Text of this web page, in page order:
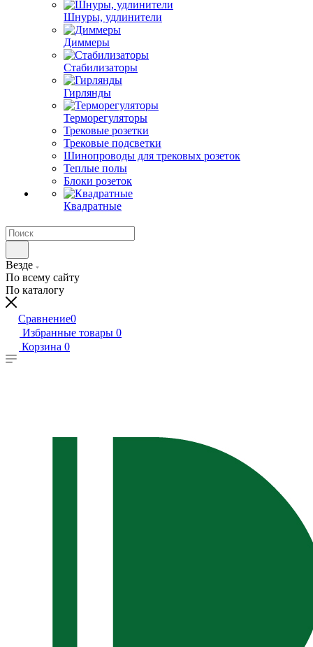
Шнуры, удлинители
Диммеры
Стабилизаторы
Гирлянды
Терморегуляторы
Трековые розетки
Трековые подсветки
Шинопроводы для трековых розеток
Теплые полы
Блоки розеток
Квадратные
Везде
По всему сайту
По каталогу
Сравнение0
Избранные товары 0
Корзина 0